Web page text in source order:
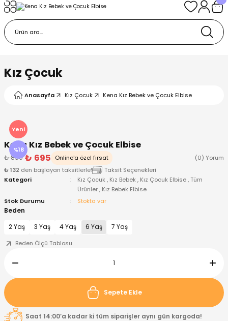
Kız Çocuk
Anasayfa Kız Çocuk Kena Kız Bebek ve Çocuk Elbise
Yeni
%18
Kena Kız Bebek ve Çocuk Elbise
₺ 850 ₺ 695 Online'a özel fırsat
(0) Yorum
₺ 132 den başlayan taksitlerle!
Taksit Seçenekleri
Kategori
Kız Çocuk , Kız Bebek , Kız Çocuk Elbise ,Tüm
Ürünler , Kız Bebek Elbise
Stok Durumu
Stokta var
Beden
2 Yaş
3 Yaş 4 Yaş 6 Yaş
7 Yaş
Beden Ölçü Tablosu
Sepete Ekle
Saat 14:00’a kadar ki tüm siparişler aynı gün kargoda!
Takımı
Giyim
Takımı
Shirt
Bere ve Eldiven
Body
ve Patik
Çıkışı ve Zıbın Seti
Bere ve Eldiven
Body
ve Patik
Çıkışı ve Zıbın Seti
shirt
Ürünleri